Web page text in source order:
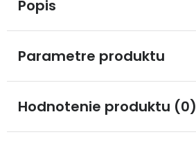
Popis
Parametre produktu
Hodnotenie produktu (0)